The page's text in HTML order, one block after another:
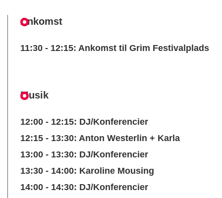
Ankomst
11:30 - 12:15: Ankomst til Grim Festivalplads
Musik
12:00 - 12:15: DJ/Konferencier
12:15 - 13:30: Anton Westerlin + Karla
13:00 - 13:30: DJ/Konferencier
13:30 - 14:00: Karoline Mousing
14:00 - 14:30: DJ/Konferencier